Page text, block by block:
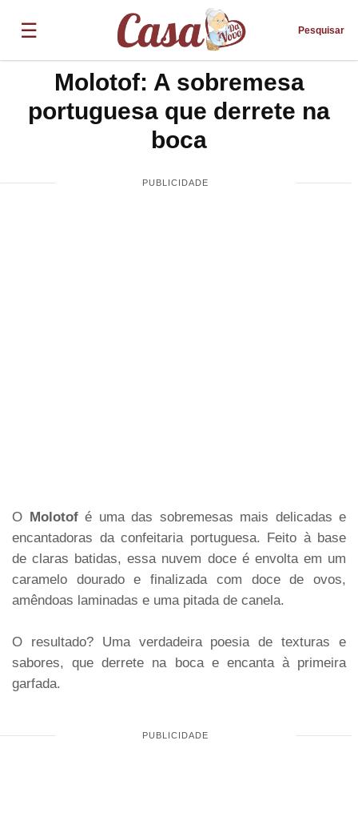
☰ Pesquisar
Molotof: A sobremesa
portuguesa que derrete na
boca
O Molotofé uma das sobremesas mais delicadas e
encantadoras da confeitaria portuguesa. Feito à base
de claras batidas, essa nuvem doce é envolta em um
caramelo dourado e finalizada com doce de ovos,
amêndoas laminadas e uma pitada de canela.
O resultado? Uma verdadeira poesia de texturas e
sabores, que derrete na boca e encanta à primeira
garfada.